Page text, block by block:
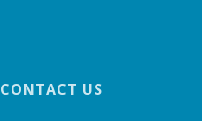
CONTACT US